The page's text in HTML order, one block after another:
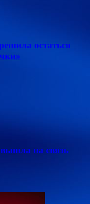
остаться
на связь